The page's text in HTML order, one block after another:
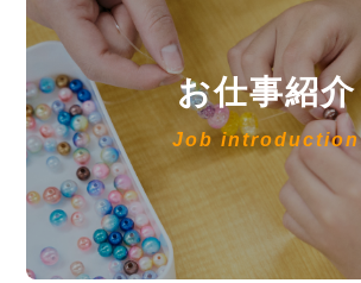
お仕事紹介
Job introduction